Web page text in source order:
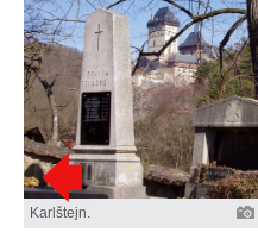
Karlštejn.